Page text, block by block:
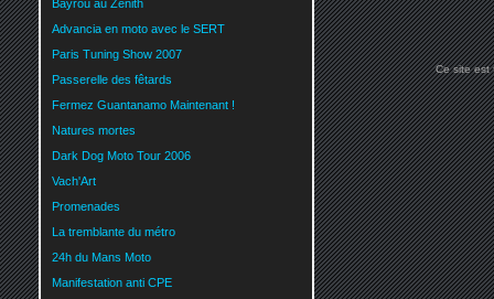
Bayrou au Zenith
Advancia en moto avec le SERT
Paris Tuning Show 2007
Passerelle des fêtards
Fermez Guantanamo Maintenant !
Natures mortes
Dark Dog Moto Tour 2006
Vach'Art
Promenades
La tremblante du métro
24h du Mans Moto
Manifestation anti CPE
Ce site est